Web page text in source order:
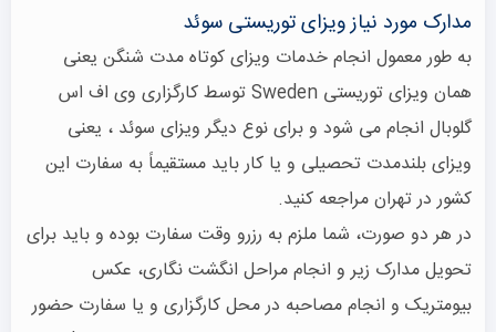
مدارک مورد نیاز ویزای توریستی سوئد
به طور معمول انجام خدمات ویزای کوتاه مدت شنگن یعنی
همان ویزای توریستی Sweden توسط کارگزاری وی اف اس
گلوبال انجام می شود و برای نوع دیگر ویزای سوئد ، یعنی
ویزای بلندمدت تحصیلی و یا کار باید مستقیماً به سفارت این
کشور در تهران مراجعه کنید.
در هر دو صورت، شما ملزم به رزرو وقت سفارت بوده و باید برای
تحویل مدارک زیر و انجام مراحل انگشت نگاری، عکس
بیومتریک و انجام مصاحبه در محل کارگزاری و یا سفارت حضور